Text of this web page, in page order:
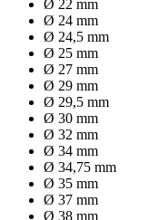
Ø 22 mm
Ø 24 mm
Ø 24,5 mm
Ø 25 mm
Ø 27 mm
Ø 29 mm
Ø 29,5 mm
Ø 30 mm
Ø 32 mm
Ø 34 mm
Ø 34,75 mm
Ø 35 mm
Ø 37 mm
Ø 38 mm